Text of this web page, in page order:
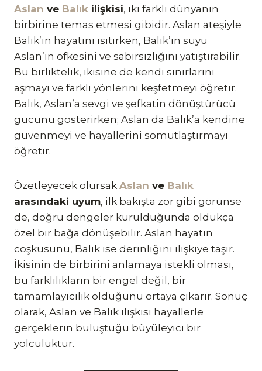
Aslan ve Balık ilişkisi, iki farklı dünyanın
birbirine temas etmesi gibidir. Aslan ateşiyle
Balık’ın hayatını ısıtırken, Balık’ın suyu
Aslan’ın öfkesini ve sabırsızlığını yatıştırabilir.
Bu birliktelik, ikisine de kendi sınırlarını
aşmayı ve farklı yönlerini keşfetmeyi öğretir.
Balık, Aslan’a sevgi ve şefkatin dönüştürücü
gücünü gösterirken; Aslan da Balık’a kendine
güvenmeyi ve hayallerini somutlaştırmayı
öğretir.
Özetleyecek olursak Aslan ve Balık
arasındaki uyum, ilk bakışta zor gibi görünse
de, doğru dengeler kurulduğunda oldukça
özel bir bağa dönüşebilir. Aslan hayatın
coşkusunu, Balık ise derinliğini ilişkiye taşır.
İkisinin de birbirini anlamaya istekli olması,
bu farklılıkların bir engel değil, bir
tamamlayıcılık olduğunu ortaya çıkarır. Sonuç
olarak, Aslan ve Balık ilişkisi hayallerle
gerçeklerin buluştuğu büyüleyici bir
yolculuktur.